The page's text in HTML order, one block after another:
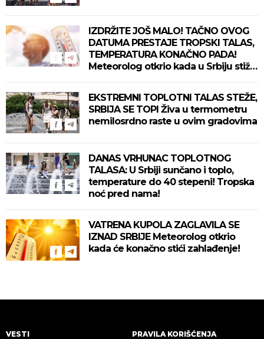
IZDRŽITE JOŠ MALO! TAČNO OVOG
DATUMA PRESTAJE TROPSKI TALAS,
TEMPERATURA KONAČNO PADA!
Meteorolog otkrio kada u Srbiju stiže
EKSTREMNI TOPLOTNI TALAS STEŽE,
SRBIJA SE TOPI Živa u termometru
nemilosrdno raste u ovim gradovima
DANAS VRHUNAC TOPLOTNOG
TALASA: U Srbiji sunčano i toplo,
temperature do 40 stepeni! Tropska
noć pred nama!
VATRENA KUPOLA ZAGLAVILA SE
IZNAD SRBIJE Meteorolog otkrio
kada će konačno stići zahlađenje!
VESTI PRAVILA KORIŠĆENJA